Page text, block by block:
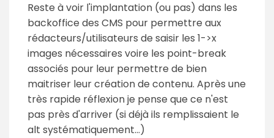
Reste à voir l'implantation (ou pas) dans les
backoffice des CMS pour permettre aux
rédacteurs/utilisateurs de saisir les 1->x
images nécessaires voire les point-break
associés pour leur permettre de bien
maitriser leur création de contenu. Après une
très rapide réflexion je pense que ce n'est
pas près d'arriver (si déjà ils remplissaient le
alt systématiquement...)